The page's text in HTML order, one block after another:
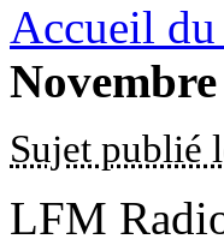
Accueil du
Sujet publié
LFM